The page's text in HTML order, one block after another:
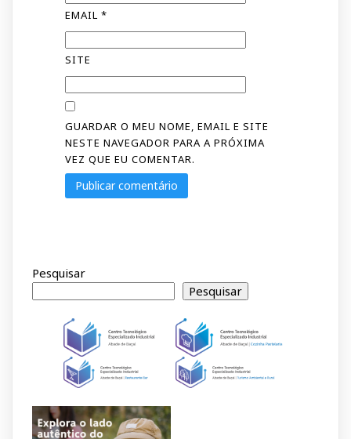
EMAIL *
SITE
GUARDAR O MEU NOME, EMAIL E SITE
NESTE NAVEGADOR PARA A PRÓXIMA
VEZ QUE EU COMENTAR.
Pesquisar
Pesquisar